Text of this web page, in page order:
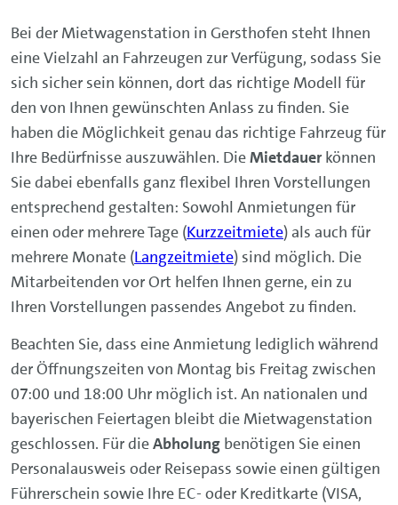
Bei der Mietwagenstation in Gersthofen steht Ihnen
eine Vielzahl an Fahrzeugen zur Verfügung, sodass Sie
sich sicher sein können, dort das richtige Modell für
den von Ihnen gewünschten Anlass zu finden. Sie
haben die Möglichkeit genau das richtige Fahrzeug für
Ihre Bedürfnisse auszuwählen. DieMietdauer können
Sie dabei ebenfalls ganz flexibel Ihren Vorstellungen
entsprechend gestalten: Sowohl Anmietungen für
einen oder mehrere Tage (Kurzzeitmiete) als auch für
mehrere Monate (Langzeitmiete) sind möglich. Die
Mitarbeitenden vor Ort helfen Ihnen gerne, ein zu
Ihren Vorstellungen passendes Angebot zu finden.
Beachten Sie, dass eine Anmietung lediglich während
der Öffnungszeiten von Montag bis Freitag zwischen
07:00 und 18:00 Uhr möglich ist. An nationalen und
bayerischen Feiertagen bleibt die Mietwagenstation
geschlossen. Für dieAbholung benötigen Sie einen
Personalausweis oder Reisepass sowie einen gültigen
Führerschein sowie Ihre EC- oder Kreditkarte (VISA,